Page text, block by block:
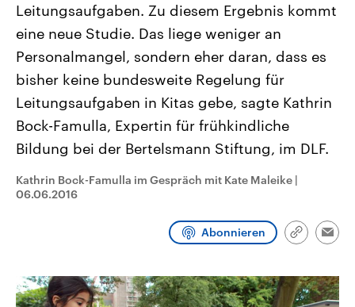
Landtagswahl Sachsen-Anhalt
2026
Alle Informationen
Sachsen-Anhalt wählt am 6.
September 2026 einen neuen
Landtag. Seit 2021 wird das
Bundesland von einer Koalition aus
CDU, SPD und FDP regiert.-
Umfragen, Prognosen,
Wahlprogramme, aktuelle Berichte
und Hintergründe zu den Parteien
Wahl.
USA
Aktuelle Beiträge,
Hintergründe
Wirtschaftlich und
gehören die Vereinigten
den mächtigsten Ländern
mit großem Einfluss auf
aktuelle Weltgeschehen.
Sendungen Programm Podcasts
Audio-Archiv
Leitungsaufgaben. Zu diesem Ergebnis kommt
eine neue Studie. Das liege weniger an
Personalmangel, sondern eher daran, dass es
bisher keine bundesweite Regelung für
Leitungsaufgaben in Kitas gebe, sagte Kathrin
Bock-Famulla, Expertin für frühkindliche
Bildung bei der Bertelsmann Stiftung, im DLF.
Kathrin Bock-Famulla im Gespräch mit Kate Maleike |
06.06.2016
Abonnieren
Link